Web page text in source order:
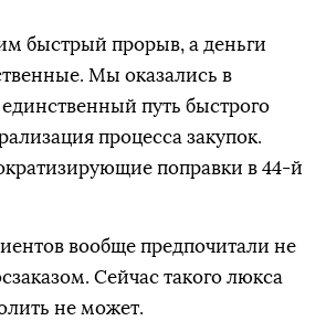
быстрый прорыв, а деньги
Мы оказались в
путь быстрого
процесса закупок.
поправки в 44-й
вообще предпочитали не
Сейчас такого люкса
не может.